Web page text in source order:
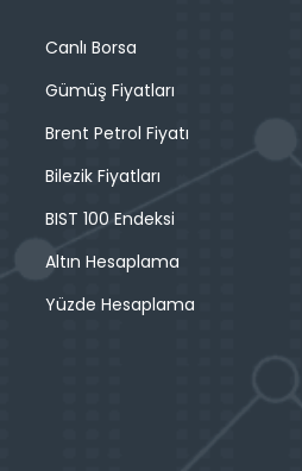
Canlı Borsa
Gümüş Fiyatları
Brent Petrol Fiyatı
Bilezik Fiyatları
BIST 100 Endeksi
Altın Hesaplama
Yüzde Hesaplama